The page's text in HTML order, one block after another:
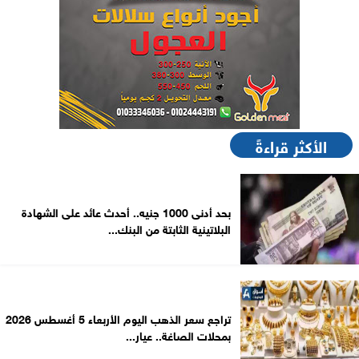
الأكثر قراءةً
بحد أدنى 1000 جنيه.. أحدث عائد على الشهادة
البلاتينية الثابتة من البنك...
تراجع سعر الذهب اليوم الأربعاء 5 أغسطس 2026
بمحلات الصاغة.. عيار...